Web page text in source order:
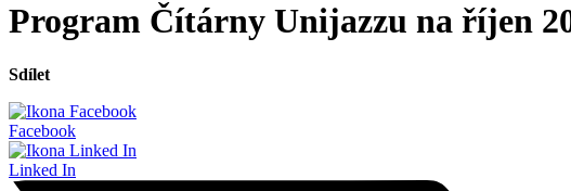
Program Čítárny Unijazzu na říjen
Sdílet
Facebook
Linked In